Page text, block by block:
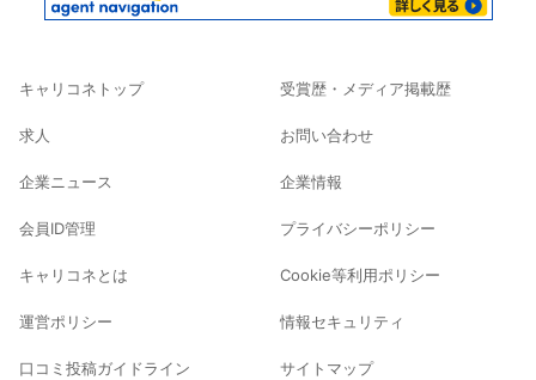
キャリコネトップ
求人
企業ニュース
会員ID管理
キャリコネとは
運営ポリシー
口コミ投稿ガイドライン
受賞歴・メディア掲載歴
お問い合わせ
企業情報
プライバシーポリシー
Cookie等利用ポリシー
情報セキュリティ
サイトマップ